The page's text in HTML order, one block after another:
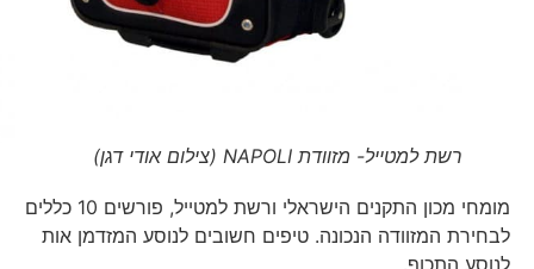
רשת למטייל- מזוודת NAPOLI (צילום אודי דגן)
מומחי מכון התקנים הישראלי ורשת למטייל, פורשים 10 כללים
לבחירת המזוודה הנכונה. טיפים חשובים לנוסע המזדמן אות
לנוסע התכוף.